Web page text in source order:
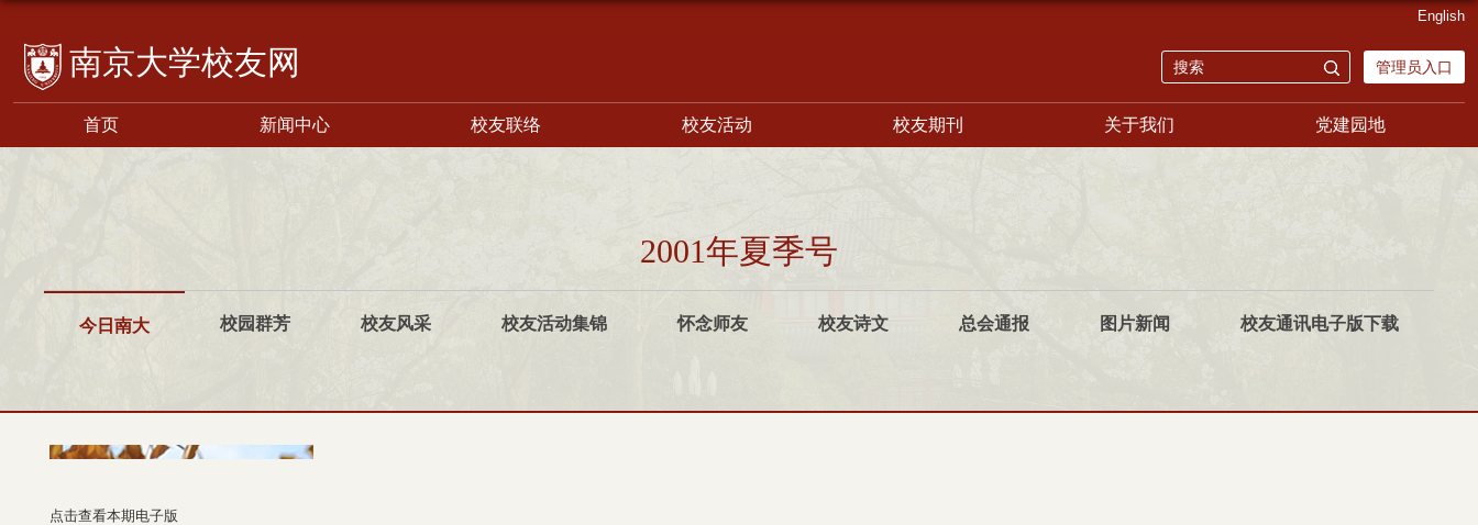
校友网 管理员入口
English
首页 新闻中心 校友联络 校友活动 校友期刊 关于我们 党建园地
2001年夏季号
今日南大 校园群芳 校友风采 校友活动集锦 怀念师友 校友诗文 总会通报 图片新闻 校友通讯电子版下载
点击查看本期电子版